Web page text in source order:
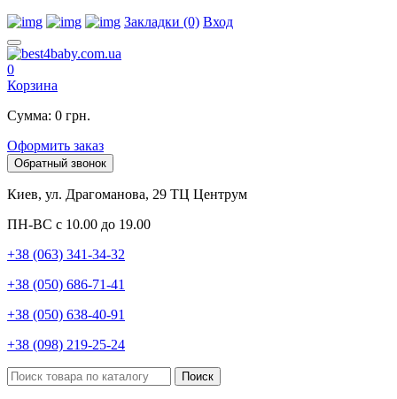
Закладки (0) Вход
0
Корзина
Сумма: 0 грн.
Оформить заказ
Обратный звонок
Киев, ул. Драгоманова, 29 ТЦ Центрум
ПН-ВС с 10.00 до 19.00
+38 (063) 341-34-32
+38 (050) 686-71-41
+38 (050) 638-40-91
+38 (098) 219-25-24
Поиск